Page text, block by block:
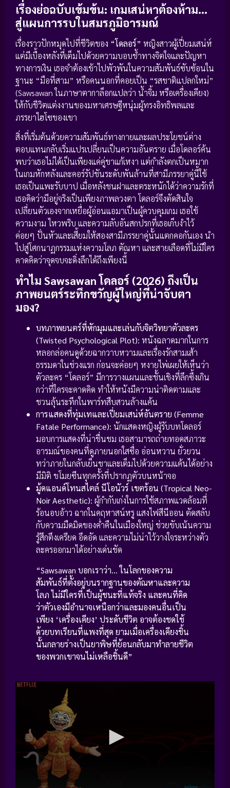
เรื่องย่อฉบับเข้มข้น: เกมเสน่หาต้องห้าม…
สู่แผนการรบในสมรภูมิอารมณ์
เรื่องราวปักหมุดไปที่ชีวิตของ “โดลอร์” หญิงสาวผู้เปี่ยมเสน่ห์
แต่มีเบื้องหลังที่เต็มไปด้วยความบอบช้ำทางจิตใจและปัญหา
ทางการเงิน เธอจำต้องเข้าไปพัวพันในความสัมพันธ์ซับซ้อนใน
ฐานะ “มือที่สาม” หรือคนนอกที่คอยเป็น “รสชาติแปลกใหม่”
(Sawsawan ในภาษาตากาล็อกแปลว่า น้ำจิ้ม หรือเครื่องเคียง)
ให้กับชีวิตแต่งงานของมหาเศรษฐีหนุ่มผู้ทรงอิทธิพลและ
ภรรยาไฮโซของเขา
สิ่งที่เริ่มต้นด้วยความสัมพันธ์ทางกายและผลประโยชน์ต่าง
ตอบแทนกลับเริ่มแปรเปลี่ยนเป็นความอันตราย เมื่อโดลอร์ค้น
พบว่าเธอไม่ได้เป็นเพียงแค่คู่ขาแก้เหงา แต่กำลังตกเป็นหมาก
ในเกมหักหลังและคอร์รัปชันระดับพันล้านที่สามีภรรยาคู่นี้ใช้
เธอเป็นแพะรับบาป เมื่อหลังชนฝาและตระหนักได้ว่าความรักที่
เธอคิดว่ามีอยู่จริงเป็นเพียงภาพลวงตา โดลอร์จึงตัดสินใจ
เปลี่ยนตัวเองจากเหยื่อผู้อ่อนแอมาเป็นผู้ควบคุมเกม เธอใช้
ความงาม ไหวพริบ และความลับอันสกปรกที่เธอเก็บงำไว้
ค่อยๆ ปั่นหัวและเสี้ยมให้สองสามีภรรยาคู่นั้นแตกคอกันเอง นำ
ไปสู่โศกนาฏกรรมแห่งความโลภ ตัณหา และสายเลือดที่ไม่มีใคร
คาดคิดว่าจุดจบจะดิ่งลึกได้ถึงเพียงนี้
ทำไม Sawsawan โดลอร์ (2026) ถึงเป็น
ภาพยนตร์ระทึกขวัญผู้ใหญ่ที่น่าจับตา
มอง?
บทภาพยนตร์ที่หักมุมและเล่นกับจิตวิทยาตัวละคร
(Twisted Psychological Plot): หนังฉลาดมากในการ
หลอกล่อคนดูด้วยฉากวาบหวามและเรื่องรักสามเส้า
ธรรมดาในช่วงแรก ก่อนจะค่อยๆ หงายไพ่เผยให้เห็นว่า
ตัวละคร “โดลอร์” มีการวางแผนและชั้นเชิงที่ลึกซึ้งเกิน
กว่าที่ใครจะคาดคิด ทำให้หนังมีความน่าติดตามและ
ชวนลุ้นระทึกในพาร์ทสืบสวนล้างแค้น
การแสดงที่ทุ่มเทและเปี่ยมเสน่ห์อันตราย (Femme
Fatale Performance): นักแสดงหญิงผู้รับบทโดลอร์
มอบการแสดงที่น่าชื่นชม เธอสามารถถ่ายทอดสภาวะ
อารมณ์ของคนที่ดูภายนอกใสซื่อ อ่อนหวาน ยั่วยวน
ทว่าภายในกลับเย็นชาและเต็มไปด้วยความแค้นได้อย่าง
มีมิติ ขโมยซีนทุกครั้งที่ปรากฏตัวบนหน้าจอ
มู้ดแอนด์โทนสไตล์ นีโอนัวร์ เขตร้อน (Tropical Neo-
Noir Aesthetic): ผู้กำกับเก่งในการใช้สภาพแวดล้อมที่
ร้อนอบอ้าว ฉากในคฤหาสน์หรู แสงไฟสีนีออน ตัดสลับ
กับความมืดมิดของค่ำคืนในเมืองใหญ่ ช่วยขับเน้นความ
รู้สึกตึงเครียด อึดอัด และความไม่น่าไว้วางใจระหว่างตัว
ละครออกมาได้อย่างเด่นชัด
“Sawsawan บอกเราว่า… ในโลกของความ
สัมพันธ์ที่ตั้งอยู่บนรากฐานของตัณหาและความ
โลภ ไม่มีใครที่เป็นผู้ชนะที่แท้จริง และคนที่คิด
ว่าตัวเองมีอำนาจเหนือกว่าและมองคนอื่นเป็น
เพียง ‘เครื่องเคียง’ ประดับชีวิต อาจต้องชดใช้
ด้วยบทเรียนที่แพงที่สุด ยามเมื่อเครื่องเคียงชิ้น
นั้นกลายร่างเป็นยาพิษที่ย้อนกลับมาทำลายชีวิต
ของพวกเขาจนไม่เหลือชิ้นดี”